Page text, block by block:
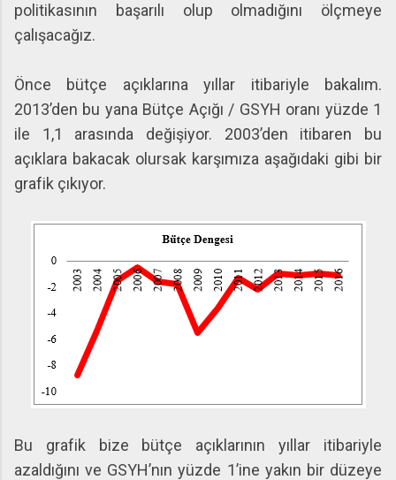
politikasının başarılı olup olmadığını ölçmeye
çalışacağız.
Önce bütçe açıklarına yıllar itibariyle bakalım.
2013’den bu yana Bütçe Açığı / GSYH oranı yüzde 1
ile 1,1 arasında değişiyor. 2003’den itibaren bu
açıklara bakacak olursak karşımıza aşağıdaki gibi bir
grafik çıkıyor.
Bu grafik bize bütçe açıklarının yıllar itibariyle
azaldığını ve GSYH’nın yüzde 1’ine yakın bir düzeye